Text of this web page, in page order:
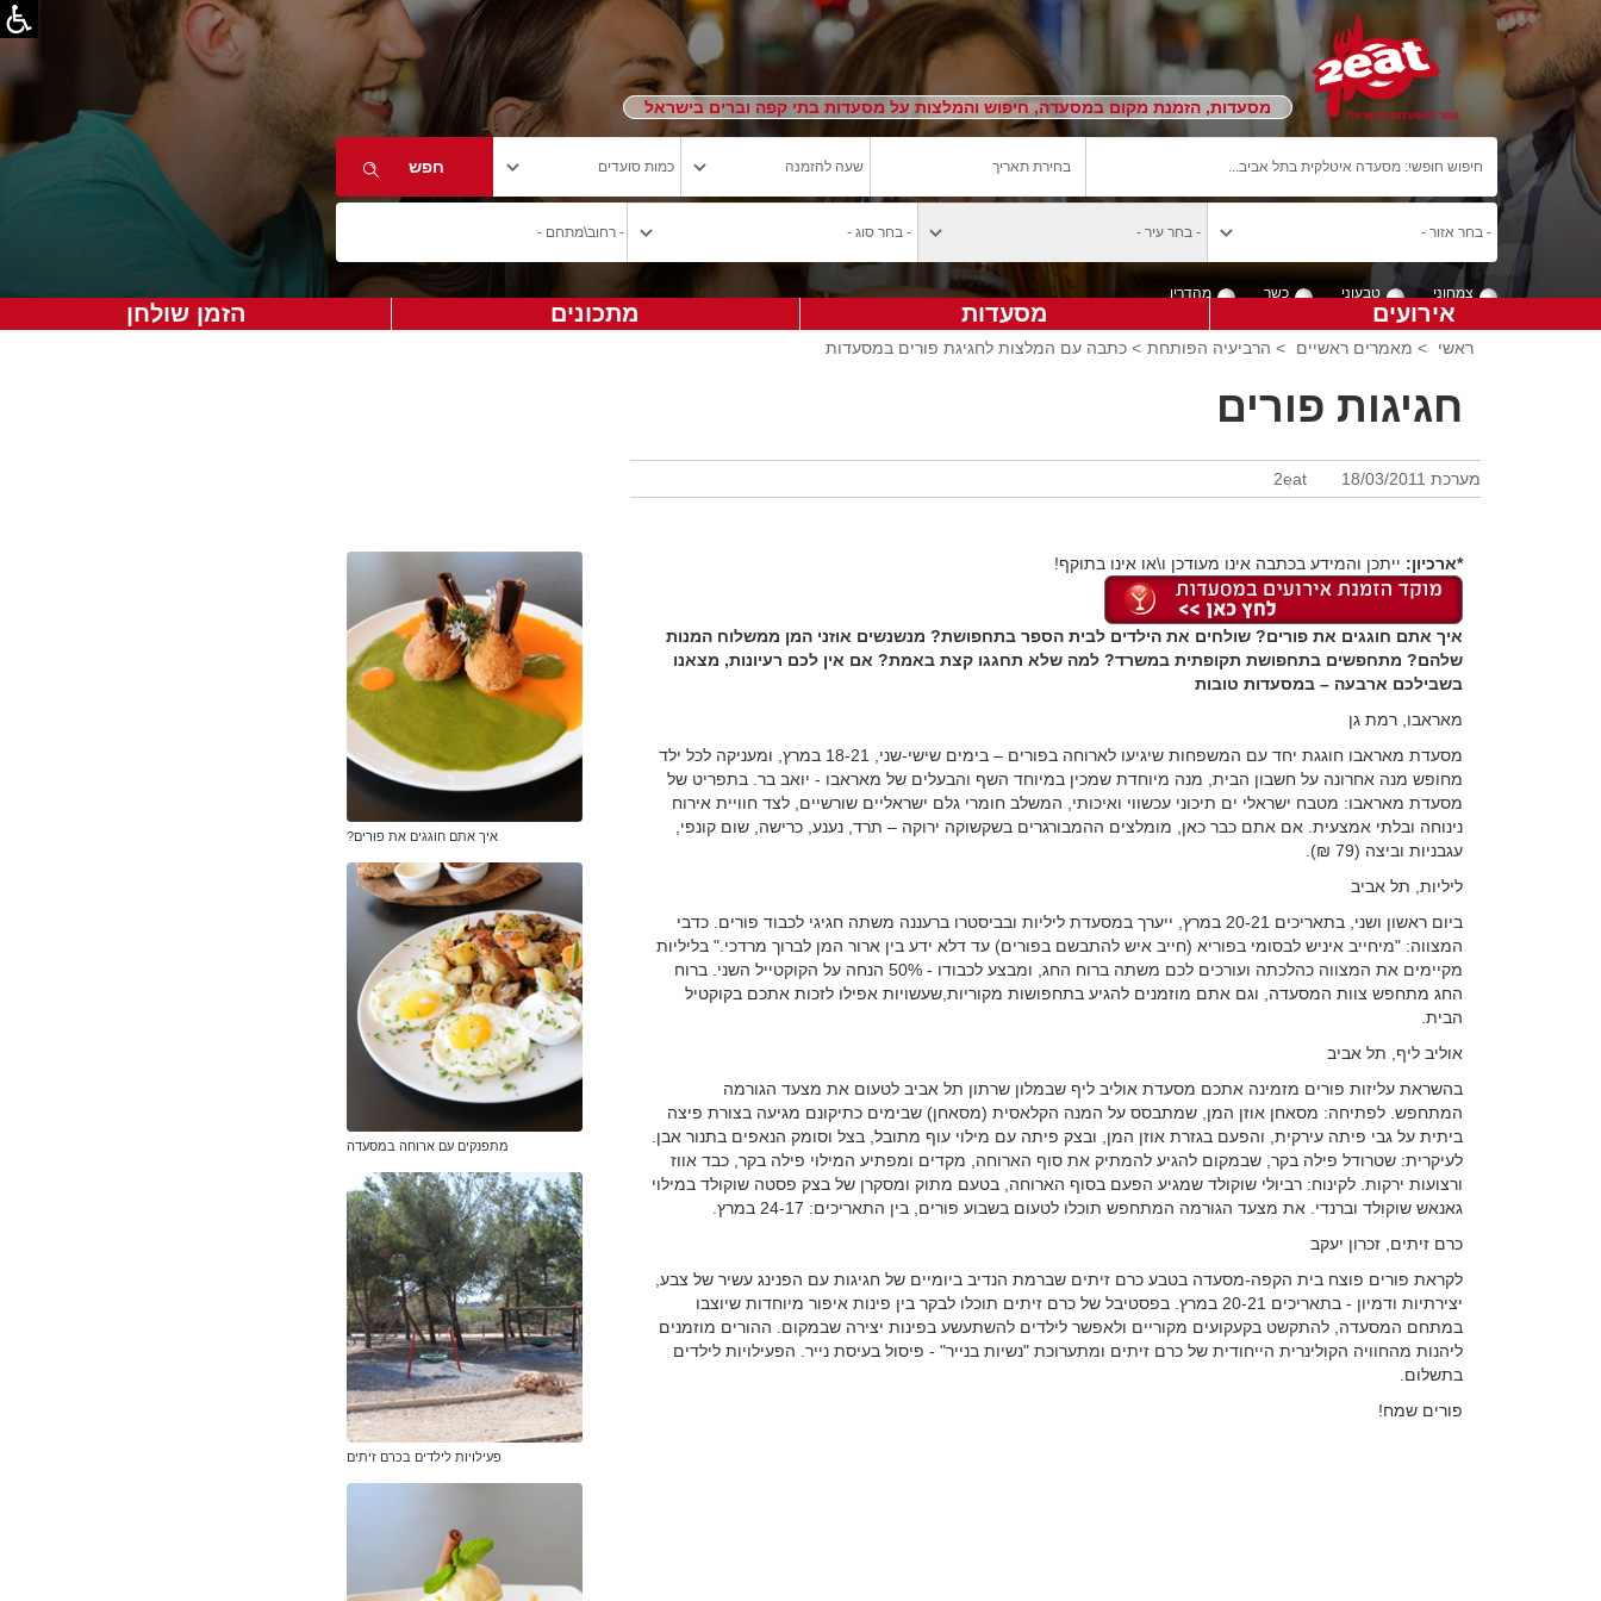
מסעדות, הזמנת מקום במסעדה, חיפוש והמלצות על מסעדות בתי קפה וברים בישראל
צמחוני טבעוני כשר מהדרין
אירועים מסעדות מתכונים הזמן שולחן
ראשי > מאמרים ראשיים > הרביעיה הפותחת > כתבה עם המלצות לחגיגת פורים במסעדות
חגיגות פורים
מערכת 2eat 18/03/2011
*ארכיון: ייתכן והמידע בכתבה אינו מעודכן ו\או אינו בתוקף!
איך אתם חוגגים את פורים? שולחים את הילדים לבית הספר בתחפושת? מנשנשים אוזני המן ממשלוח המנות
שלהם? מתחפשים בתחפושת תקופתית במשרד? למה שלא תחגגו קצת באמת? אם אין לכם רעיונות, מצאנו
בשבילכם ארבעה – במסעדות טובות
מאראבו, רמת גן
מסעדת מאראבו חוגגת יחד עם המשפחות שיגיעו לארוחה בפורים – בימים שישי-שני, 18-21 במרץ, ומעניקה לכל ילד
מחופש מנה אחרונה על חשבון הבית, מנה מיוחדת שמכין במיוחד השף והבעלים של מאראבו - יואב בר. בתפריט של
מסעדת מאראבו: מטבח ישראלי ים תיכוני עכשווי ואיכותי, המשלב חומרי גלם ישראליים שורשיים, לצד חוויית אירוח
נינוחה ובלתי אמצעית. אם אתם כבר כאן, מומלצים ההמבורגרים בשקשוקה ירוקה – תרד, נענע, כרישה, שום קונפי,
עגבניות וביצה (79 ₪).
ליליות, תל אביב
ביום ראשון ושני, בתאריכים 20-21 במרץ, ייערך במסעדת ליליות ובביסטרו ברעננה משתה חגיגי לכבוד פורים. כדבי
המצווה: "מיחייב איניש לבסומי בפוריא (חייב איש להתבשם בפורים) עד דלא ידע בין ארור המן לברוך מרדכי." בליליות
מקיימים את המצווה כהלכתה ועורכים לכם משתה ברוח החג, ומבצע לכבודו - 50% הנחה על הקוקטייל השני. ברוח
החג מתחפש צוות המסעדה, וגם אתם מוזמנים להגיע בתחפושות מקוריות,שעשויות אפילו לזכות אתכם בקוקטיל
הבית.
אוליב ליף, תל אביב
בהשראת עליזות פורים מזמינה אתכם מסעדת אוליב ליף שבמלון שרתון תל אביב לטעום את מצעד הגורמה
המתחפש. לפתיחה: מסאחן אוזן המן, שמתבסס על המנה הקלאסית (מסאחן) שבימים כתיקונם מגיעה בצורת פיצה
ביתית על גבי פיתה עירקית, והפעם בגזרת אוזן המן, ובצק פיתה עם מילוי עוף מתובל, בצל וסומק הנאפים בתנור אבן.
לעיקרית: שטרודל פילה בקר, שבמקום להגיע להמתיק את סוף הארוחה, מקדים ומפתיע המילוי פילה בקר, כבד אווז
ורצועות ירקות. לקינוח: רביולי שוקולד שמגיע הפעם בסוף הארוחה, בטעם מתוק ומסקרן של בצק פסטה שוקולד במילוי
גאנאש שוקולד וברנדי. את מצעד הגורמה המתחפש תוכלו לטעום בשבוע פורים, בין התאריכים: 24-17 במרץ.
כרם זיתים, זכרון יעקב
לקראת פורים פוצח בית הקפה-מסעדה בטבע כרם זיתים שברמת הנדיב ביומיים של חגיגות עם הפנינג עשיר של צבע,
יצירתיות ודמיון - בתאריכים 20-21 במרץ. בפסטיבל של כרם זיתים תוכלו לבקר בין פינות איפור מיוחדות שיוצבו
במתחם המסעדה, להתקשט בקעקועים מקוריים ולאפשר לילדים להשתעשע בפינות יצירה שבמקום. ההורים מוזמנים
ליהנות מהחוויה הקולינרית הייחודית של כרם זיתים ומתערוכת "נשיות בנייר" - פיסול בעיסת נייר. הפעילויות לילדים
בתשלום.
פורים שמח!
איך אתם חוגגים את פורים?
מתפנקים עם ארוחה במסעדה
פעילויות לילדים בכרם זיתים